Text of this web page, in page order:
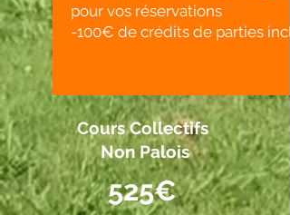
pour vos réservations
-100€ de crédits de parties
Cours Collectifs
Non Palois
525€